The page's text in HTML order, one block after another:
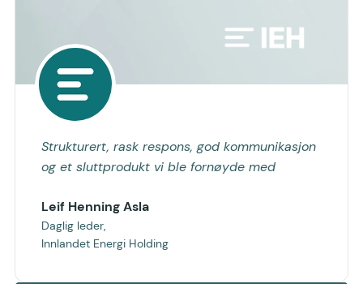
Strukturert, rask respons, god kommunikasjon
og et sluttprodukt vi ble fornøyde med
Leif Henning Asla
Daglig leder,
Innlandet Energi Holding